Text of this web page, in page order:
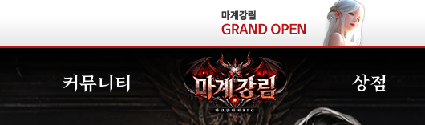
커뮤니티 상점